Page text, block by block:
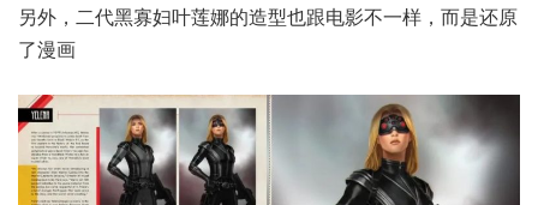
另外，二代黑寡妇叶莲娜的造型也跟电影不一样，而是还原
了漫画